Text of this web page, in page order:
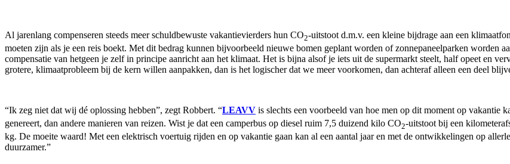
Al jarenlang compenseren steeds meer schuldbewuste vakantievierders hun CO2-uitstoot d.m.v. een kleine bijdrage aan een
moeten zijn als je een reis boekt. Met dit bedrag kunnen bijvoorbeeld nieuwe bomen geplant worden of zonnepaneelparken worden
compensatie van hetgeen je zelf in principe aanricht aan het klimaat. Het is bijna alsof je iets uit de supermarkt steelt, half opeet en
grotere, klimaatprobleem bij de kern willen aanpakken, dan is het logischer dat we meer voorkomen, dan achteraf alleen een deel
“Ik zeg niet dat wij dé oplossing hebben”, zegt Robbert. “LEAVV is slechts een voorbeeld van hoe men op dit moment op vakantie
genereert, dan andere manieren van reizen. Wist je dat een camperbus op diesel ruim 7,5 duizend kilo CO2-uitstoot bij een
kg. De moeite waard! Met een elektrisch voertuig rijden en op vakantie gaan kan al een aantal jaar en met de ontwikkelingen op
duurzamer.”